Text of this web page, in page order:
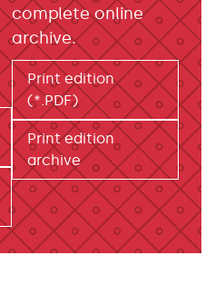
complete online
archive.
Print edition
(*.PDF)
Print edition
archive